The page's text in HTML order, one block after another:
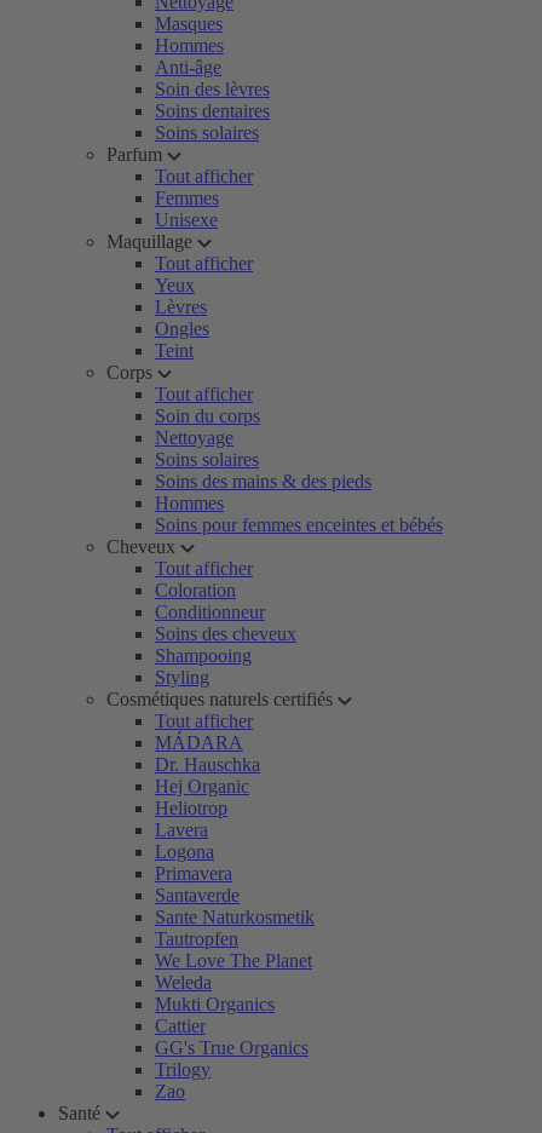
Masques
Hommes
Anti-âge
Soin des lèvres
Soins dentaires
Soins solaires
Parfum
Tout afficher
Femmes
Unisexe
Maquillage
Tout afficher
Yeux
Lèvres
Ongles
Teint
Corps
Tout afficher
Soin du corps
Nettoyage
Soins solaires
Soins des mains & des pieds
Hommes
Soins pour femmes enceintes et bébés
Cheveux
Tout afficher
Coloration
Conditionneur
Soins des cheveux
Shampooing
Styling
Cosmétiques naturels certifiés
Tout afficher
MÁDARA
Dr. Hauschka
Hej Organic
Heliotrop
Lavera
Logona
Primavera
Santaverde
Sante Naturkosmetik
Tautropfen
We Love The Planet
Weleda
Mukti Organics
Cattier
GG's True Organics
Trilogy
Zao
Santé